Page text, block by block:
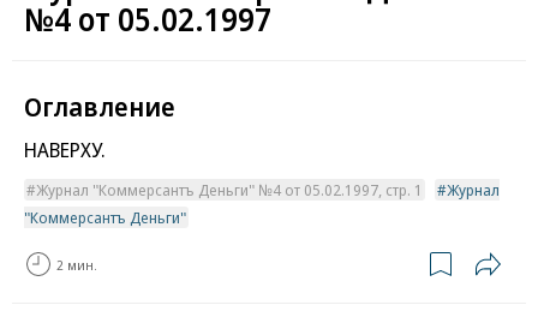
№4 от 05.02.1997
Оглавление
НАВЕРХУ.
Журнал "Коммерсантъ Деньги" №4 от 05.02.1997, стр. 1
Журнал
"Коммерсантъ Деньги"
2 мин.